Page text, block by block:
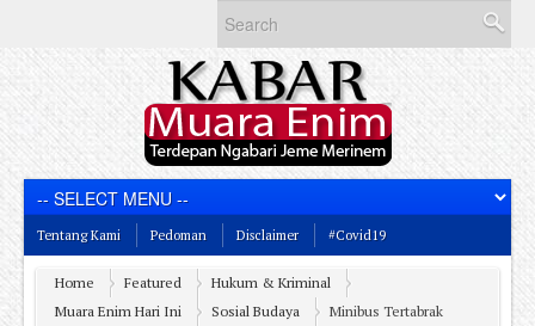
Tentang Kami Pedoman Disclaimer #Covid19
Home Featured
Hukum & Kriminal
Muara Enim Hari Ini
Sosial Budaya
Minibus Tertabrak